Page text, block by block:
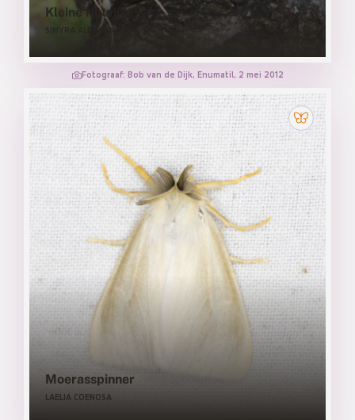
Kleine rietvink
SIMYRA ALBOVENOSA
Fotograaf: Bob van de Dijk, Enumatil, 2 mei 2012
Moerasspinner
LAELIA COENOSA